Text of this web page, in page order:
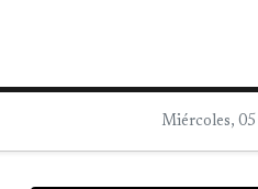
Miércoles, 05